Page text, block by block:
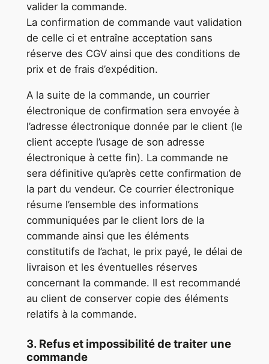
valider la commande.
La confirmation de commande vaut validation
de celle ci et entraîne acceptation sans
réserve des CGV ainsi que des conditions de
prix et de frais d’expédition.
A la suite de la commande, un courrier
électronique de confirmation sera envoyée à
l’adresse électronique donnée par le client (le
client accepte l’usage de son adresse
électronique à cette fin). La commande ne
sera définitive qu’après cette confirmation de
la part du vendeur. Ce courrier électronique
résume l’ensemble des informations
communiquées par le client lors de la
commande ainsi que les éléments
constitutifs de l’achat, le prix payé, le délai de
livraison et les éventuelles réserves
concernant la commande. Il est recommandé
au client de conserver copie des éléments
relatifs à la commande.
3. Refus et impossibilité de traiter une
commande